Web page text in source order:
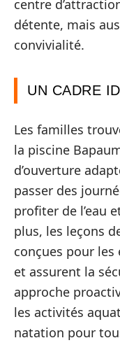
centre
détente, mais
convivialité.
UN CADRE
Les familles
la piscine
d’ouverture
passer des
profiter de l’eau
plus, les leçons
conçues pour
et assurent la
approche
les activités
natation pour